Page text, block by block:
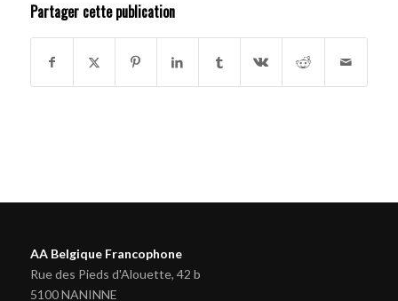
Partager cette publication
AA Belgique Francophone
Rue des Pieds d'Alouette, 42 b
5100 NANINNE